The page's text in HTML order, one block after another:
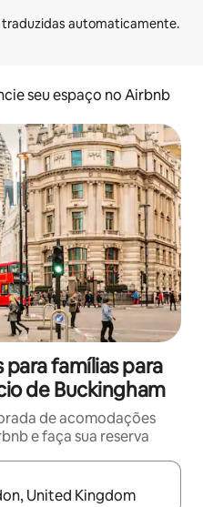
seu espaço no Airbnb
famílias para
de Buckingham
de acomodações
e faça sua reserva
disponíveis, explore-os